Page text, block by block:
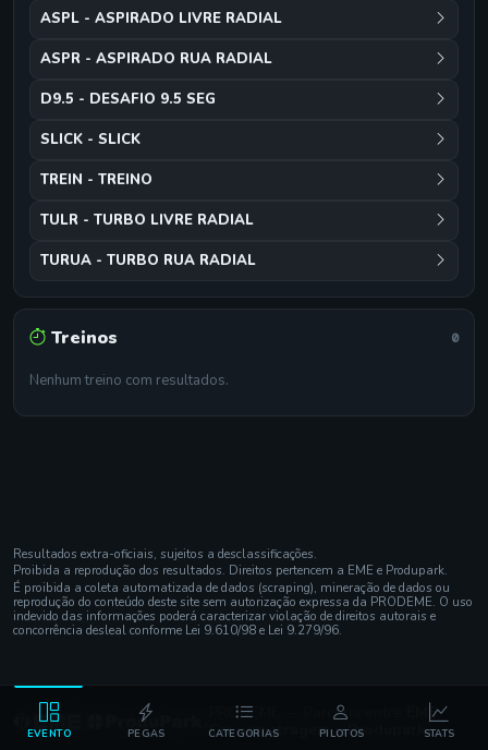
ASPL - ASPIRADO LIVRE RADIAL
ASPR - ASPIRADO RUA RADIAL
D9.5 - DESAFIO 9.5 SEG
SLICK - SLICK
TREIN - TREINO
TULR - TURBO LIVRE RADIAL
TURUA - TURBO RUA RADIAL
Treinos 0
Nenhum treino com resultados.
EVENTO PEGAS CATEGORIAS PILOTOS STATS
Resultados extra-oficiais, sujeitos a desclassificações.
Proibida a reprodução dos resultados. Direitos pertencem a EME e Produpark.
É proibida a coleta automatizada de dados (scraping), mineração de dados ou
reprodução do conteúdo deste site sem autorização expressa da PRODEME. O uso
indevido das informações poderá caracterizar violação de direitos autorais e
concorrência desleal conforme Lei 9.610/98 e Lei 9.279/96.
PRODEME — Parceria entre
EME
CronometragemeProdupark